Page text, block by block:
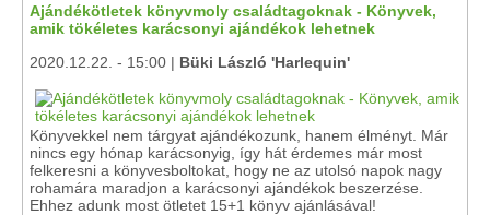
Ajándékötletek könyvmoly családtagoknak - Könyvek,
amik tökéletes karácsonyi ajándékok lehetnek
2020.12.22. - 15:00 | Büki László 'Harlequin'
Könyvekkel nem tárgyat ajándékozunk, hanem élményt. Már
nincs egy hónap karácsonyig, így hát érdemes már most
felkeresni a könyvesboltokat, hogy ne az utolsó napok nagy
rohamára maradjon a karácsonyi ajándékok beszerzése.
Ehhez adunk most ötletet 15+1 könyv ajánlásával!